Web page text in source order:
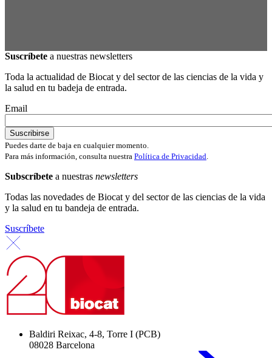
Suscríbete a nuestras newsletters
Toda la actualidad de Biocat y del sector de las ciencias de la vida y
la salud en tu badeja de entrada.
Email
Puedes darte de baja en cualquier momento.
Para más información, consulta nuestra Política de Privacidad
Subscríbete a nuestras newsletters
Todas las novedades de Biocat y del sector de las ciencias de la vida
y la salud en tu bandeja de entrada.
Suscríbete
Baldiri Reixac, 4-8, Torre I (PCB)
08028 Barcelona